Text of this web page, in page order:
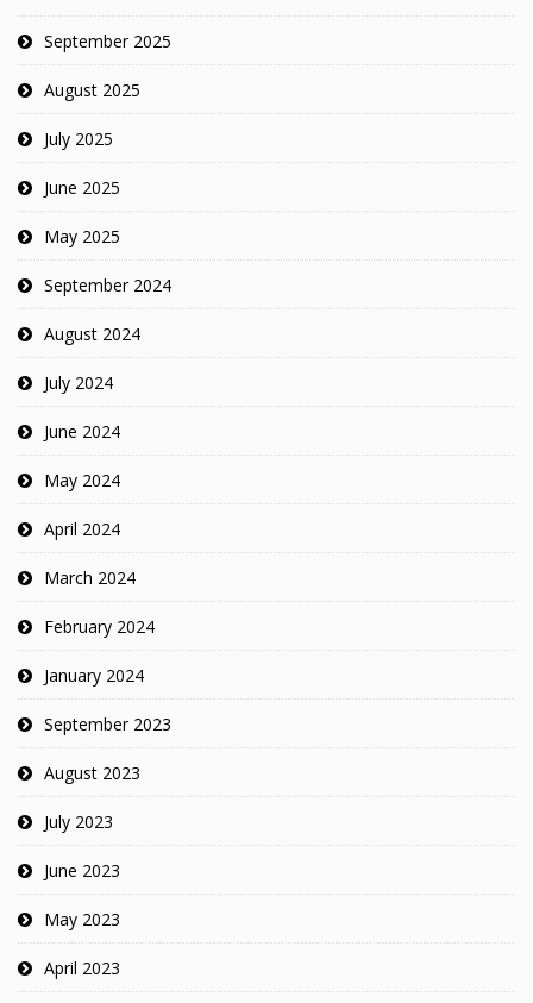
September 2025
August 2025
July 2025
June 2025
May 2025
September 2024
August 2024
July 2024
June 2024
May 2024
April 2024
March 2024
February 2024
January 2024
September 2023
August 2023
July 2023
June 2023
May 2023
April 2023